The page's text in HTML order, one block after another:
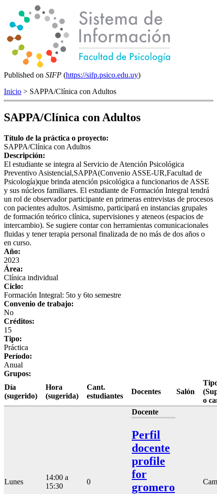
Published on SIFP (https://sifp.psico.edu.uy)
Inicio > SAPPA/Clínica con Adultos
SAPPA/Clínica con Adultos
Título de la práctica o proyecto:
SAPPA/Clínica con Adultos
Descripción:
El estudiante se integra al Servicio de Atención Psicológica
Preventivo Asistencial,SAPPA(Convenio ASSE-UR,Facultad de
Psicología)que brinda atención psicológica a funcionarios de ASSE
y sus núcleos familiares. El estudiante de Formación Integral tendrá
un rol de observador participante en primeras entrevistas de procesos
con pacientes adultos. Asimismo, participará en instancias grupales
de formación teórico clínica, supervisiones y ateneos (espacios de
intercambio). Se sugiere contar con herramientas comunicacionales
fluidas y tener terapia personal finalizada de no más de dos años o
en curso.
Año:
2023
Área:
Clínica individual
Ciclo:
Formación Integral: 5to y 6to semestre
Convenio de trabajo:
No
Créditos:
15
Tipo:
Práctica
Período:
Anual
Grupos:
Día
(sugerido)
Hora
(sugerida)
Cant.
estudiantes
Docentes Salón
o
Lunes
14:00 a
15:30
0
Docente
Perfil
docente
profile
for
gromero